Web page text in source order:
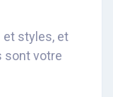
et styles, et
sont votre